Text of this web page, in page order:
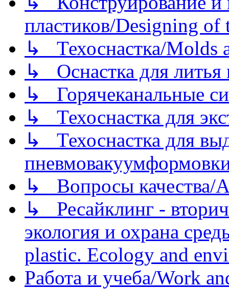
пластиков/Designing of
↳ Техоснастка/Molds
↳ Оснастка для литья
↳ Горячеканальные
↳ Техоснастка для
↳ Техоснастка для
↳ Вопросы качества/
↳ Ресайклинг -
экология и охрана
plastic. Ecology and
Работа и учеба/Work